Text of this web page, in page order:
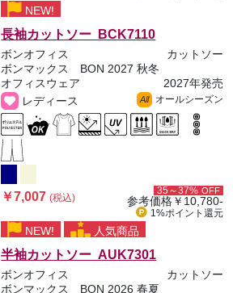
NEW!
長袖カットソー BCK7110
ボンオフィス
カットソー
ボンマックス BON 2027 秋冬
オフィスウェア
2027年発売
レディース
All オールシーズン
￥7,007(税込)
35～37% OFF
参考価格￥10,780-
1%ポイント 還元
NEW! 人気商品
半袖カットソー AUK7301
ボンオフィス
カットソー
ボンマックス BON 2026 春夏